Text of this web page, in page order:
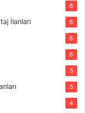
8
İlanları 6
6
6
5
5
4